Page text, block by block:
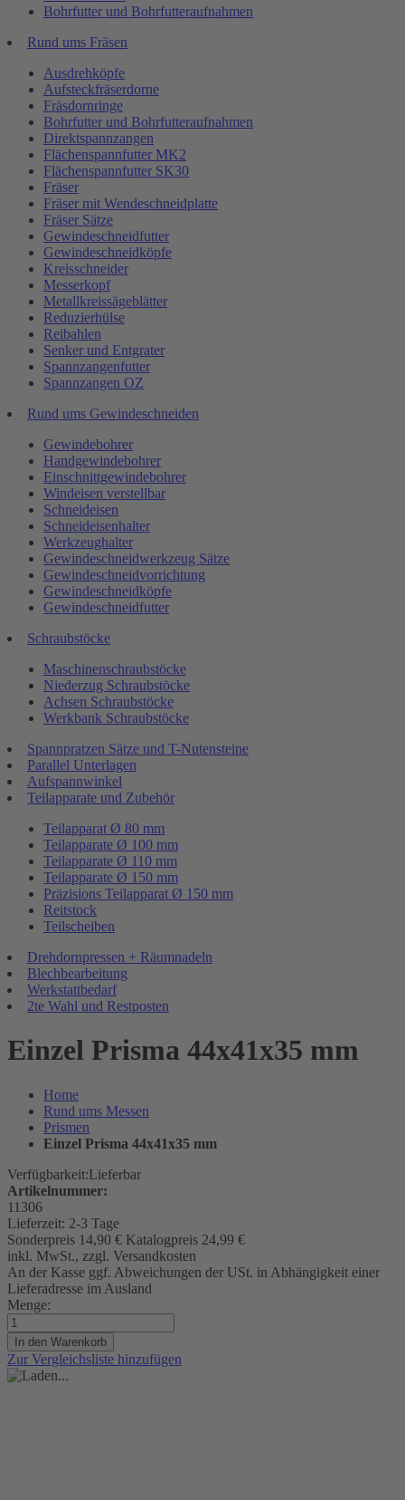
Bohrfutter und Bohrfutteraufnahmen
Rund ums Fräsen
Ausdrehköpfe
Aufsteckfräserdorne
Fräsdornringe
Bohrfutter und Bohrfutteraufnahmen
Direktspannzangen
Flächenspannfutter MK2
Flächenspannfutter SK30
Fräser
Fräser mit Wendeschneidplatte
Fräser Sätze
Gewindeschneidfutter
Gewindeschneidköpfe
Kreisschneider
Messerkopf
Metallkreissägeblätter
Reduzierhülse
Reibahlen
Senker und Entgrater
Spannzangenfutter
Spannzangen OZ
Rund ums Gewindeschneiden
Gewindebohrer
Handgewindebohrer
Einschnittgewindebohrer
Windeisen verstellbar
Schneideisen
Schneideisenhalter
Werkzeughalter
Gewindeschneidwerkzeug Sätze
Gewindeschneidvorrichtung
Gewindeschneidköpfe
Gewindeschneidfutter
Schraubstöcke
Maschinenschraubstöcke
Niederzug Schraubstöcke
Achsen Schraubstöcke
Werkbank Schraubstöcke
Spannpratzen Sätze und T-Nutensteine
Parallel Unterlagen
Aufspannwinkel
Teilapparate und Zubehör
Teilapparat Ø 80 mm
Teilapparate Ø 100 mm
Teilapparate Ø 110 mm
Teilapparate Ø 150 mm
Präzisions Teilapparat Ø 150 mm
Reitstock
Teilscheiben
Drehdornpressen + Räumnadeln
Blechbearbeitung
Werkstattbedarf
2te Wahl und Restposten
Einzel Prisma 44x41x35 mm
Home
Rund ums Messen
Prismen
Einzel Prisma 44x41x35 mm
Verfügbarkeit:Lieferbar
Artikelnummer:
11306
Lieferzeit: 2-3 Tage
Sonderpreis 14,90 € Katalogpreis 24,99 €
inkl. MwSt., zzgl. Versandkosten
An der Kasse ggf. Abweichungen der USt. in Abhängigkeit einer
Lieferadresse im Ausland
Menge:
In den Warenkorb
Zur Vergleichsliste hinzufügen